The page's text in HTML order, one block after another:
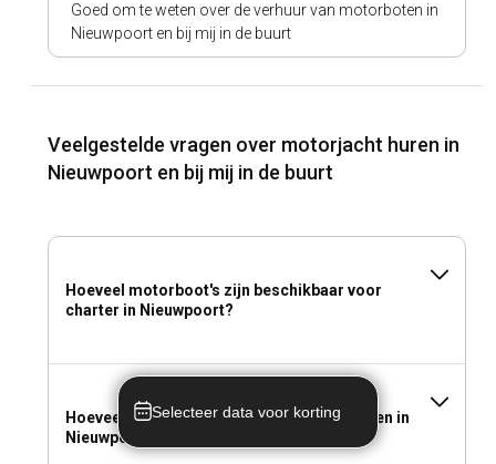
Goed om te weten over de verhuur van motorboten in
Nieuwpoort en bij mij in de buurt
Veelgestelde vragen over motorjacht huren in
Nieuwpoort en bij mij in de buurt
Hoeveel motorboot's zijn beschikbaar voor
charter in Nieuwpoort?
Hoeveel kost het om een motorboot te huren in
Nieuwpoort?
Selecteer data voor korting